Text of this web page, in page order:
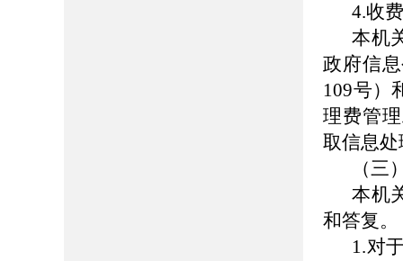
4.收
本机
政府信
109号）
理费管
取信息
（
本机
和答复。
1.对